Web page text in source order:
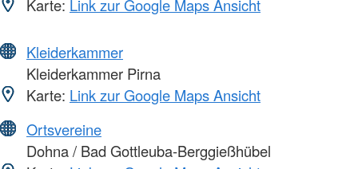
Karte: Link zur Google Maps Ansicht
Kleiderkammer
Kleiderkammer Pirna
Karte: Link zur Google Maps Ansicht
Ortsvereine
Dohna / Bad Gottleuba-Berggießhübel